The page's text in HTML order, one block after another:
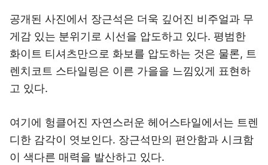
공개된 사진에서 장근석은 더욱 깊어진 비주얼과 무
게감 있는 분위기로 시선을 압도하고 있다. 평범한
화이트 티셔츠만으로 화보를 압도하는 것은 물론, 트
렌치코트 스타일링은 이른 가을을 느낌있게 표현하
고 있다.
여기에 헝클어진 자연스러운 헤어스타일에서는 트렌
디한 감각이 엿보인다. 장근석만의 편안함과 시크함
이 색다른 매력을 발산하고 있다.